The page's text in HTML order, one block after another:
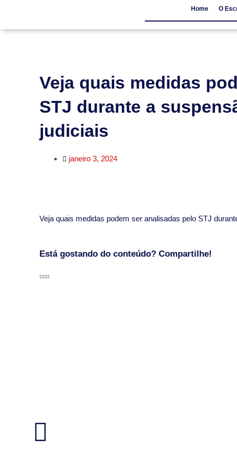
Home O
Veja quais medidas
STJ durante a
judiciais
janeiro 3, 2024
​Veja quais medidas podem ser analisadas pelo STJ
Está gostando do conteúdo? Compartilhe!